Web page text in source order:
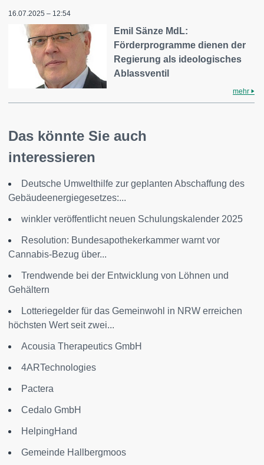
16.07.2025 – 12:54
Emil Sänze MdL:
Förderprogramme dienen der
Regierung als ideologisches
Ablassventil
mehr
Das könnte Sie auch
interessieren
Deutsche Umwelthilfe zur geplanten Abschaffung des
Gebäudeenergiegesetzes:...
winkler veröffentlicht neuen Schulungskalender 2025
Resolution: Bundesapothekerkammer warnt vor
Cannabis-Bezug über...
Trendwende bei der Entwicklung von Löhnen und
Gehältern
Lotteriegelder für das Gemeinwohl in NRW erreichen
höchsten Wert seit zwei...
Acousia Therapeutics GmbH
4ARTechnologies
Pactera
Cedalo GmbH
HelpingHand
Gemeinde Hallbergmoos